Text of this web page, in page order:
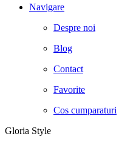
Navigare
Despre noi
Blog
Contact
Favorite
Cos cumparaturi
Gloria Style